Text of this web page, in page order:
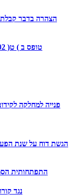
הצהרה בדבר קבלת
טופס ב ) ט( 16.02 סעיף – הוועדה המקומית לתכנון ובניה חדרה
פנייה למחלקה
התפתחותית
15 נגד